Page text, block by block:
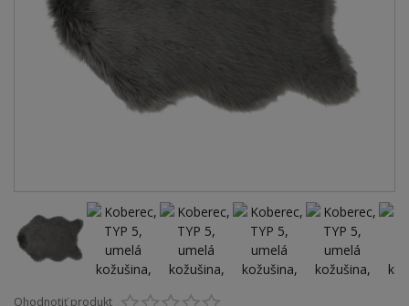
Ohodnotiť produkt